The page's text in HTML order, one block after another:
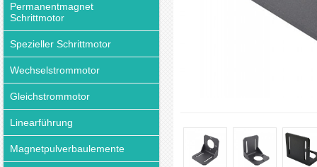
Permanentmagnet
Schrittmotor
Spezieller Schrittmotor
Wechselstrommotor
Gleichstrommotor
Linearführung
Magnetpulverbaulemente